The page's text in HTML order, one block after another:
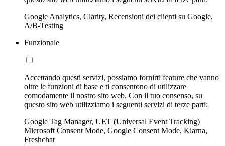
Google Analytics, Clarity, Recensioni dei clienti su Google,
A/B-Testing
Funzionale
Accettando questi servizi, possiamo fornirti feature che vanno
oltre le funzioni di base e ti consentono di utilizzare
comodamente il nostro sito web. Con il tuo consenso, su
questo sito web utilizziamo i seguenti servizi di terze parti:
Google Tag Manager, UET (Universal Event Tracking)
Microsoft Consent Mode, Google Consent Mode, Klarna,
Freshchat